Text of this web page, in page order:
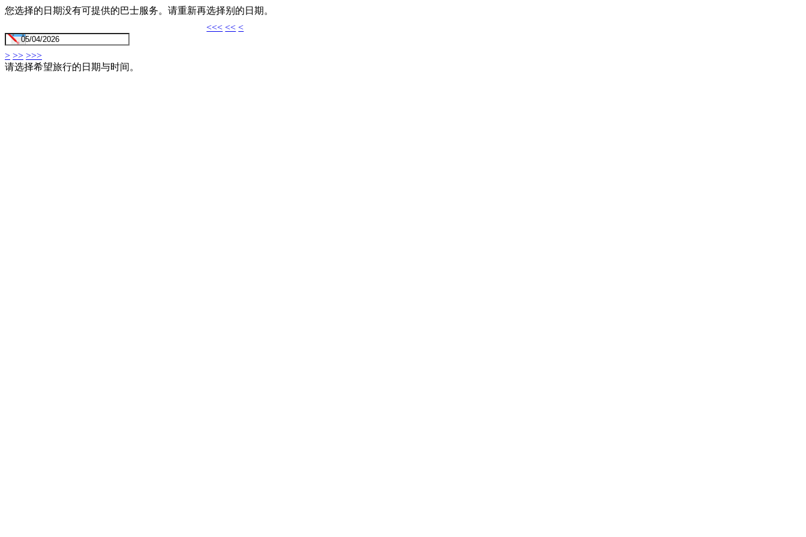
您选择的日期没有可提供的巴士服务。请重新再选择别的日期。
<<< << <
> >> >>>
请选择希望旅行的日期与时间。